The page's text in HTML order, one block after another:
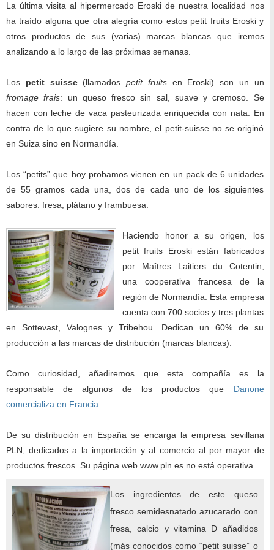
La última visita al hipermercado Eroski de nuestra localidad nos
ha traído alguna que otra alegría como estos petit fruits Eroski y
otros productos de sus (varias) marcas blancas que iremos
analizando a lo largo de las próximas semanas.
Los petit suisse(llamados petit fruitsen Eroski) son un un
fromage frais: un queso fresco sin sal, suave y cremoso. Se
hacen con leche de vaca pasteurizada enriquecida con nata. En
contra de lo que sugiere su nombre, el petit-suisse no se originó
en Suiza sino en Normandía.
Los “petits” que hoy probamos vienen en un pack de 6 unidades
de 55 gramos cada una, dos de cada uno de los siguientes
sabores: fresa, plátano y frambuesa.
Haciendo honor a su origen, los
petit fruits Eroski están fabricados
por Maîtres Laitiers du Cotentin,
una cooperativa francesa de la
región de Normandía. Esta empresa
cuenta con 700 socios y tres plantas
en Sottevast, Valognes y Tribehou. Dedican un 60% de su
producción a las marcas de distribución (marcas blancas).
Como curiosidad, añadiremos que esta compañía es la
responsable de algunos de los productos que Danone
comercializa en Francia
De su distribución en España se encarga la empresa sevillana
PLN, dedicados a la importación y al comercio al por mayor de
productos frescos. Su página web www.pln.es no está operativa.
Los ingredientes de este queso
fresco semidesnatado azucarado con
fresa, calcio y vitamina D añadidos
(más conocidos como “petit suisse” o